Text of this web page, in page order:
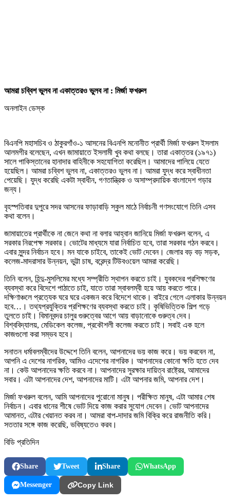
আমরা চব্বিশ ভুলব না একাত্তরও ভুলব না : মির্জা ফখরুল
অনলাইন ডেস্ক
বিএনপি মহাসচিব ও ঠাকুরগাঁও-১ আসনের বিএনপি মনোনীত প্রার্থী মির্জা ফখরুল ইসলাম
আলমগীর বলেছেন, এখন জামায়াতে ইসলামী খুব কথা বলছে। তারা একাত্তর (১৯৭১)
সালে পাকিস্তানের হানাদার বাহিনীকে সহযোগিতা করেছিল। আমাদের পালিয়ে যেতে
হয়েছিল। আমরা চব্বিশ ভুলব না, একাত্তরও ভুলব না। আমরা যুদ্ধ করে স্বাধীনতা
পেয়েছি। যুদ্ধ করেছি একটা স্বাধীন, গণতান্ত্রিক ও অসাম্প্রদায়িক বাংলাদেশ গড়ার
জন্য।
বৃহস্পতিবার দুপুরে সদর আসনের ফাড়াবাড়ি স্কুল মাঠে নির্বাচনী গণসংযোগে তিনি এসব
কথা বলেন।
জামায়াতের প্রার্থীকে না জেনে কথা না বলার আহ্বান জানিয়ে মির্জা ফখরুল বলেন, এ
সরকার নিরপেক্ষ সরকার। ভোটের মাধ্যমে যারা নির্বাচিত হবে, তারা সরকার গঠন করবে।
এবার সুন্দর নির্বাচন হবে। মন যাকে চাইবে, তাকেই ভোট দেবেন। জেলার বড় বড় সড়ক,
কলেজ-মাদরাসার উন্নয়ন, ভুট্টা চাষ, বরেন্দ্র টিউবওয়েল আমরা করেছি।
তিনি বলেন, হিন্দু-মুসলিমের মধ্যে সম্প্রীতি স্থাপন করতে চাই। যুবকদের প্রশিক্ষণের
ব্যবস্থা করে বিদেশে পাঠাতে চাই, যাতে তারা স্বাবলম্বী হয়ে আয় করতে পারে।
দক্ষিণাঞ্চলে প্রত্যেক ঘরে ঘরে একজন করে বিদেশে থাকে। বাইরে গেলে এলাকার উন্নয়ন
হবে…। তথ্যপ্রযুক্তির প্রশিক্ষণের ব্যবস্থা করতে চাই। কৃষিভিত্তিক শিল্প গড়ে
তুলতে চাই। বিমানবন্দর চালুর গুরুত্বের আগে আয় বাড়ানোকে গুরুত্ব দেব।
বিশ্ববিদ্যালয়, মেডিকেল কলেজ, প্রকৌশলী কলেজ করতে চাই। সবাই এক হলে
কাজগুলো করা সম্ভব হবে।
সনাতন ধর্মাবলম্বীদের উদ্দেশে তিনি বলেন, আপনাদের ভয় কাজ করে। ভয় করবেন না,
আপনি এ দেশের নাগরিক, আমিও এদেশের নাগরিক। আপনাদের কোনো ক্ষতি হতে দেব
না। কেউ আপনাদের ক্ষতি করবে না। আপনাদের সুরক্ষার দায়িত্ব রাষ্ট্রের, আমাদের
সবার। এটা আপনাদের দেশ, আপনাদের মাটি। এটা আপনার জমি, আপনার দেশ।
মির্জা ফখরুল বলেন, আমি আপনাদের পুরোনো মানুষ। পরীক্ষিত মানুষ, এটা আমার শেষ
নির্বাচন। এবার ধানের শীষে ভোট দিয়ে কাজ করার সুযোগ দেবেন। ভোট আপনাদের
আমানত, এটার খেয়ানত করব না। আমরা বাপ-দাদার জমি বিক্রি করে রাজনীতি করি।
সততার সঙ্গে কাজ করেছি, ভবিষ্যতেও করব।
বিডি প্রতিদিন
Share Tweet Share WhatsApp
Messenger Copy Link